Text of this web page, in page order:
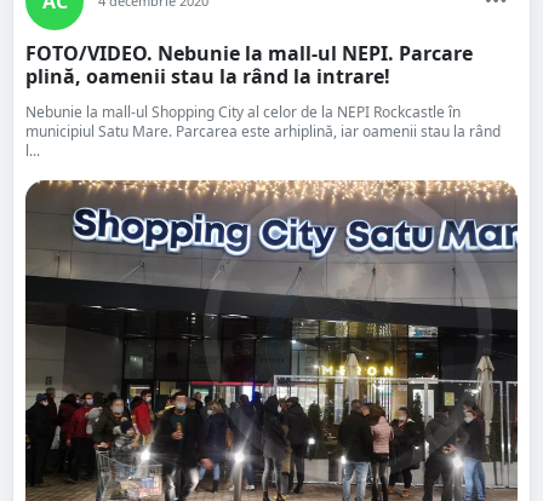
FOTO/VIDEO. Nebunie la mall-ul NEPI. Parcare
plină, oamenii stau la rând la intrare!
Nebunie la mall-ul Shopping City al celor de la NEPI Rockcastle în
municipiul Satu Mare. Parcarea este arhiplină, iar oamenii stau la rând
l...